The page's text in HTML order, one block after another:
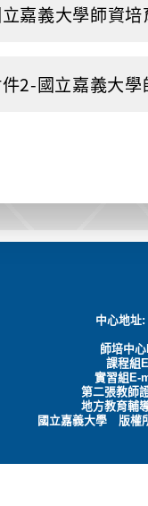
嘉義大學師資
2-國立嘉義大
中心地址
師培中
課程組
實習組E-
第二張教師
地方教育輔
國立嘉義大學 版